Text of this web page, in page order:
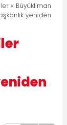
» Büyükliman
yeniden